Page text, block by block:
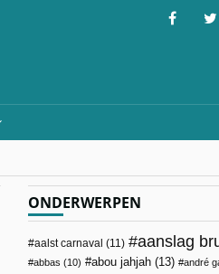
ONDERWERPEN
aalst carnaval (11) aanslag
abbas (10) abou jahjah (13) andré